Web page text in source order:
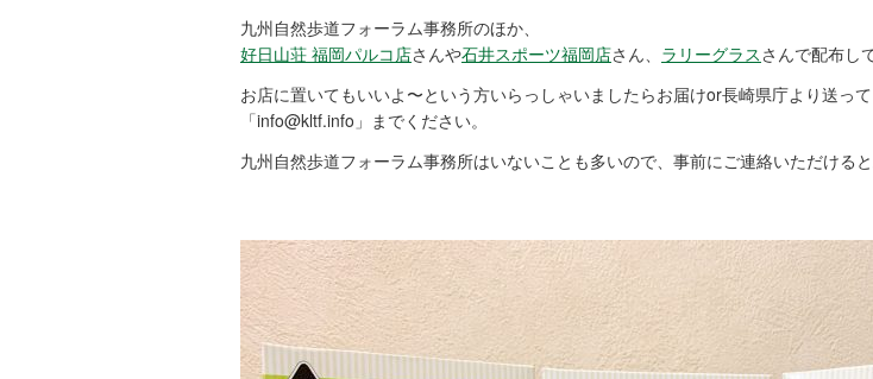
九州自然歩道フォーラム事務所のほか、
好日山荘 福岡パルコ店さんや石井スポーツ福岡店さん、 ラリーグラスさんで配布し
お店に置いてもいいよ〜という方いらっしゃいましたらお届けor長崎県庁より送って
「info@kltf.info」までください。
九州自然歩道フォーラム事務所はいないことも多いので、事前にご連絡いただけると